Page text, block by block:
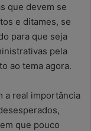
que devem se
e ditames, se
para que seja
pela
ao tema agora.
a real importância
que pouco